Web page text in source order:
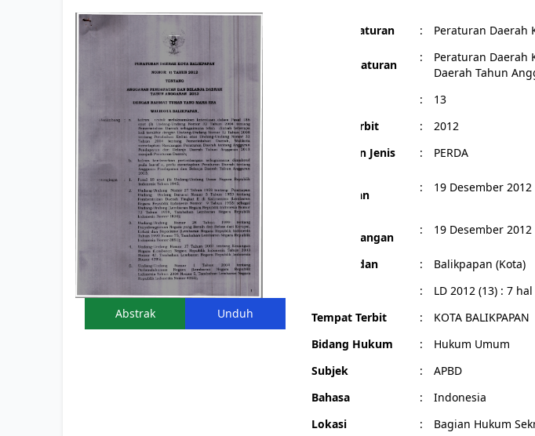
Abstrak Unduh
Jenis Peraturan : Peraturan Daerah
Judul Peraturan
:
Peraturan Daerah
Daerah Tahun
:
13
Tahun Terbit
:
2012
Singkatan Jenis
:
PERDA
Penetapan
: 19 Desember 2012
Pengundangan
: 19 Desember 2012
T.E.U. Badan :
Balikpapan (Kota)
:
LD 2012 (13) : 7 hal
Tempat Terbit
:
KOTA BALIKPAPAN
Bidang Hukum
:
Hukum Umum
Subjek
:
APBD
Bahasa
:
Indonesia
Lokasi
:
Bagian Hukum